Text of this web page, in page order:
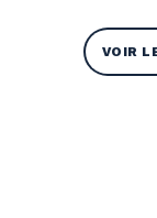
VOIR